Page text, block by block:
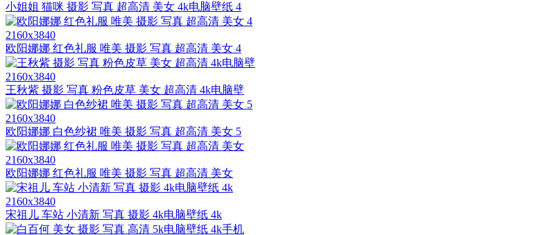
小姐姐 猫咪 摄影 写真 超高清 美女 4k电脑壁纸 4
2160x3840
欧阳娜娜 红色礼服 唯美 摄影 写真 超高清 美女 4
2160x3840
王秋紫 摄影 写真 粉色皮草 美女 超高清 4k电脑壁
2160x3840
欧阳娜娜 白色纱裙 唯美 摄影 写真 超高清 美女 5
2160x3840
欧阳娜娜 红色礼服 唯美 摄影 写真 超高清 美女
2160x3840
宋祖儿 车站 小清新 写真 摄影 4k电脑壁纸 4k